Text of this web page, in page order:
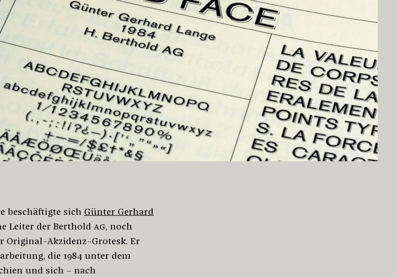
beschäftigte sich Günter Gerhard
Leiter der Berthold AG, noch
Original-Akzidenz-Grotesk. Er
die 1984 unter dem
und sich – nach